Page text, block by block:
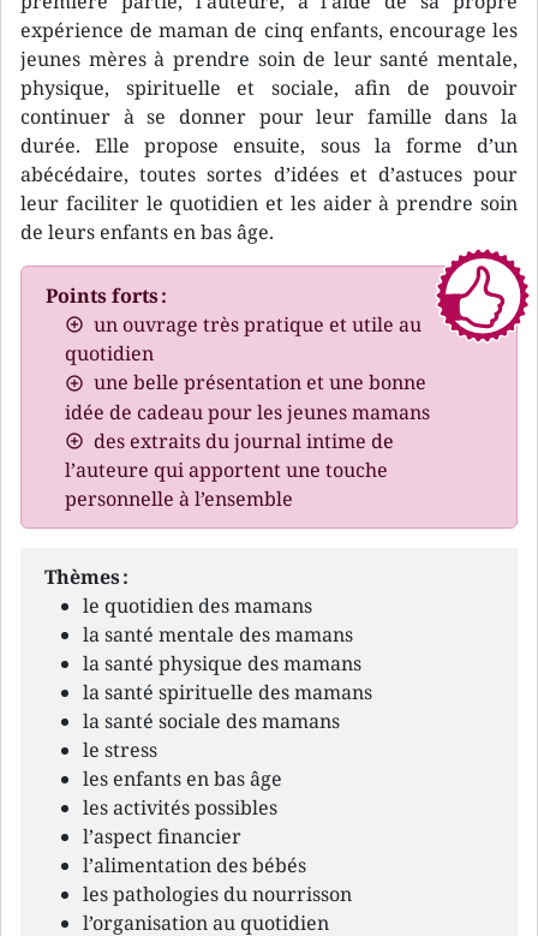
expérience de maman de cinq enfants, encourage les
jeunes mères à prendre soin de leur santé mentale,
physique, spirituelle et sociale, afin de pouvoir
continuer à se donner pour leur famille dans la
durée. Elle propose ensuite, sous la forme d’un
abécédaire, toutes sortes d’idées et d’astuces pour
leur faciliter le quotidien et les aider à prendre soin
de leurs enfants en bas âge.
Points forts :
un ouvrage très pratique et utile au
quotidien
une belle présentation et une bonne
idée de cadeau pour les jeunes mamans
des extraits du journal intime de
l’auteure qui apportent une touche
personnelle à l’ensemble
Thèmes :
le quotidien des mamans
la santé mentale des mamans
la santé physique des mamans
la santé spirituelle des mamans
la santé sociale des mamans
le stress
les enfants en bas âge
les activités possibles
l’aspect financier
l’alimentation des bébés
les pathologies du nourrisson
l’organisation au quotidien